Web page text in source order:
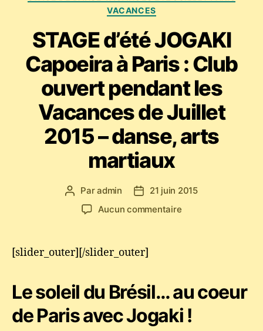
VACANCES
STAGE d’été JOGAKI
Capoeira à Paris : Club
ouvert pendant les
Vacances de Juillet
2015 – danse, arts
martiaux
Auteur
l’article
Paradmin
Date21 juin 2015
Aucun commentairesur
Paris
:
Club
ouvert
[slider_outer][/slider_outer]
Le soleil du Brésil… au coeur
de Paris avec Jogaki !